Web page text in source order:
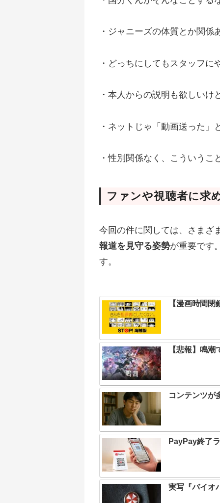
・ジャニーズの体質とか関
・どっちにしてもスタッフ
・本人からの説明も欲しい
・ネットじゃ「動画送った
・性別関係なく、こういう
ファンや視聴者に求
今回の件に関しては、さまざ
報道を見守る姿勢が重要です
す。
【漫画時間
【悲報】鳴
コンテンツが
PayPay終了
実写『バイオ